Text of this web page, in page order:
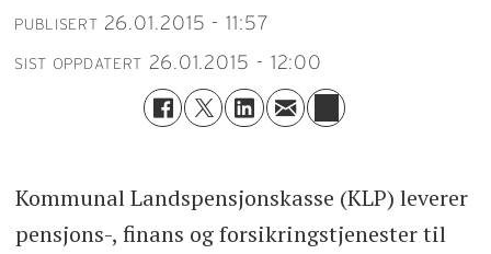
PUBLISERT 26.01.2015 - 11:57
SIST OPPDATERT 26.01.2015 - 12:00
Kommunal Landspensjonskasse (KLP) leverer
pensjons-, finans og forsikringstjenester til